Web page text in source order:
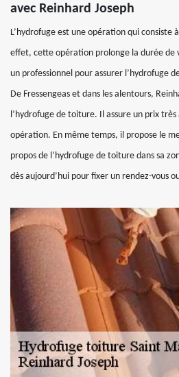
avec Reinhard Joseph
L’hydrofuge est une opération qui
effet, cette opération prolonge la durée de
un professionnel pour assurer l’hydrofuge
De Fressengeas et dans les alentours,
l’hydrofuge de toiture. Il assure un prix
opération. En même temps, il propose le
propos de l’hydrofuge de toiture dans sa
dès aujourd’hui pour fixer un rendez-vous